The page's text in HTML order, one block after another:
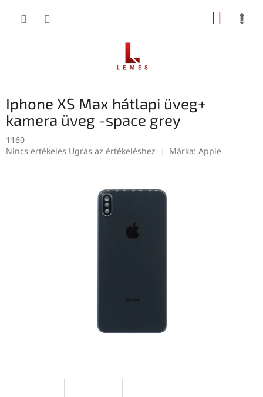
KOSÁR
Iphone XS Max hátlapi üveg+
kamera üveg -space grey
1160
A
Nincs értékelés Ugrás az értékeléshez Márka: Apple